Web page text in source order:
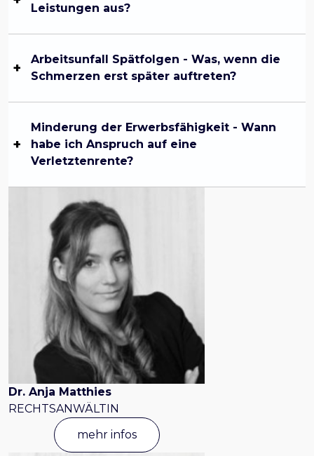
Leistungen aus?
Arbeitsunfall Spätfolgen - Was, wenn die
Schmerzen erst später auftreten?
Minderung der Erwerbsfähigkeit - Wann
habe ich Anspruch auf eine
Verletztenrente?
Dr. Anja Matthies
RECHTSANWÄLTIN
mehr infos